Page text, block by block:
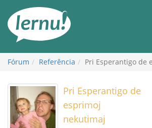
conteúdo
Fórum Referência Pri Esperantigo de
Pri Esperantigo de
esprimoj
nekutimaj